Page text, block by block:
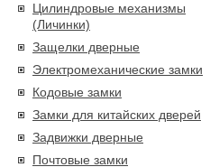
Цилиндровые механизмы
(Личинки)
Защелки дверные
Электромеханические замки
Кодовые замки
Замки для китайских дверей
Задвижки дверные
Почтовые замки